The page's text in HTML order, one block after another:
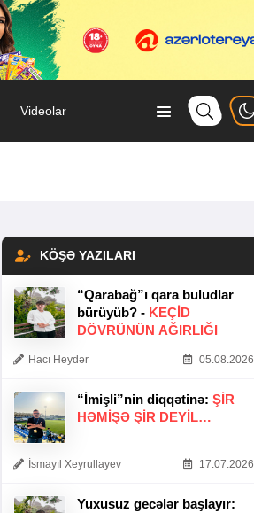
Videolar
KÖŞƏ YAZILARI
“Qarabağ”ı qara buludlar
bürüyüb? - KEÇID
DÖVRÜNÜN AĞIRLIĞI
Hacı Heydər 05.08.2026
“İmişli”nin diqqətinə: ŞIR
HƏMIŞƏ ŞIR DEYIL…
İsmayıl Xeyrullayev 17.07.2026
Yuxusuz gecələr başlayır: